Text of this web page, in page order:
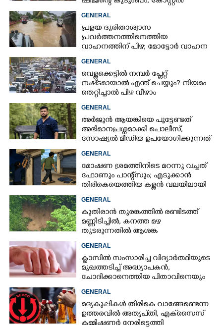
കുത്തിയിരിക്കുന്നു
GENERAL
പ്രളയ ദുരിതാശ്വാസ
പ്രവർത്തനത്തിനെത്തിയ
വാഹനത്തിന് പിഴ; മോട്ടോർ വാഹന
GENERAL
വെള്ളക്കെട്ടിൽ നമ്പർ പ്ലേറ്റ്
നഷ്‌ടമായാൽ എന്ത് ചെയ്യും? നിയമം
തെറ്റിച്ചാൽ പിഴ വീഴാം
GENERAL
അർജുൻ ആയങ്കിയെ പൂട്ടേണ്ടത്
അഭിമാനപ്രശ്നമാക്കി പൊലീസ്,
സാേഷ്യൽ മീഡിയ ഉപയോഗിക്കുന്നത്
GENERAL
മോഷണ ശ്രമത്തിനിടെ മറന്നു വച്ചത്
ഫോണും പാന്റ്സും; എടുക്കാൻ
തിരികെയെത്തിയ കള്ളൻ വലയിലായി
GENERAL
കുതിരാൻ തുരങ്കത്തിൽ രണ്ടിടത്ത്
മണ്ണിടിച്ചിൽ, കനത്ത മഴ
തുടരുന്നതിൽ ആശങ്ക
GENERAL
ക്ളാസിൽ സംസാരിച്ച വിദ്യാർത്ഥിയുടെ
മുഖത്തടിച്ച് അദ്ധ്യാപകൻ,
ചോദിക്കാനെത്തിയ പിതാവിനെയും
GENERAL
മദ്യകുപ്പികൾ തിരികെ വാങ്ങേണ്ടെന്ന
ഉത്തരവിൽ അതൃപ്‌തി, എക്‌സൈസ്
കമ്മിഷണർ നേരിട്ടെത്തി